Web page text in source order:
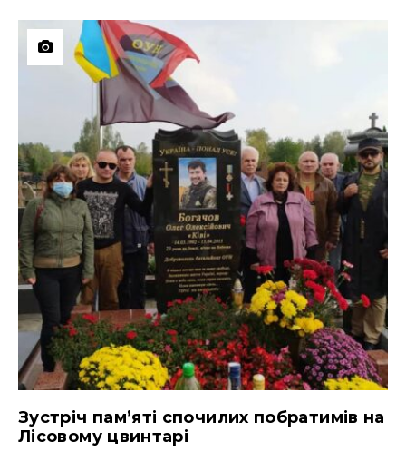
Зустріч пам’яті спочилих побратимів на
Лісовому цвинтарі